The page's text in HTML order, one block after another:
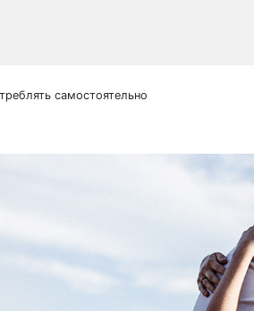
самостоятельно